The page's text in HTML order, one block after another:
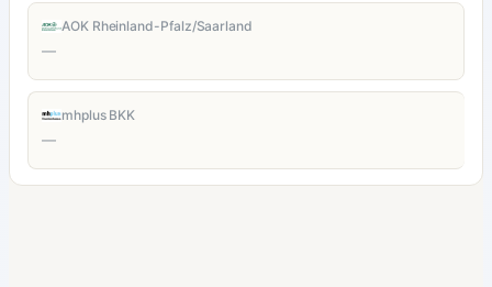
AOK Rheinland-Pfalz/Saarland
—
mhplus BKK
—